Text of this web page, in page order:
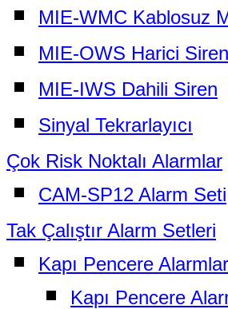
MIE-WMC Kablosuz
MIE-OWS Harici Siren
MIE-IWS Dahili Siren
Sinyal Tekrarlayıcı
Çok Risk Noktalı Alarmlar
CAM-SP12 Alarm Seti
Tak Çalıştır Alarm Setleri
Kapı Pencere
Kapı Pencere